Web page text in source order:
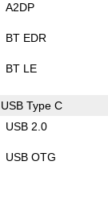
A2DP
BT EDR
BT LE
USB Type C
USB 2.0
USB OTG